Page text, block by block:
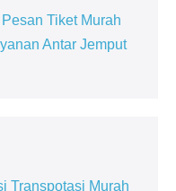
Tiket Murah
Antar Jemput
Transpotasi Murah